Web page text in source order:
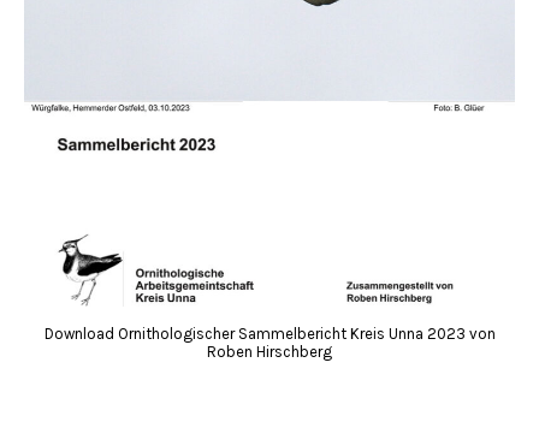
Download Ornithologischer Sammelbericht Kreis Unna 2023 von
Roben Hirschberg